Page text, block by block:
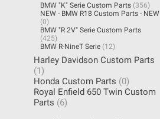
BMW "K" Serie Custom Parts (356)
NEW - BMW R18 Custom Parts - NEW
(0)
BMW "R 2V" Serie Custom Parts
(425)
BMW R-NineT Serie (12)
Harley Davidson Custom Parts
(1)
Honda Custom Parts (0)
Royal Enfield 650 Twin Custom
Parts (6)